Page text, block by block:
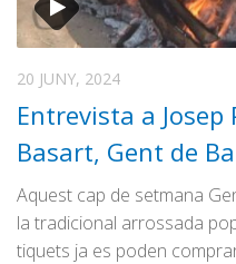
20 JUNY, 2024
Entrevista a Josep
Basart, Gent de
Aquest cap de setmana
la tradicional arrossada
tiquets ja es poden